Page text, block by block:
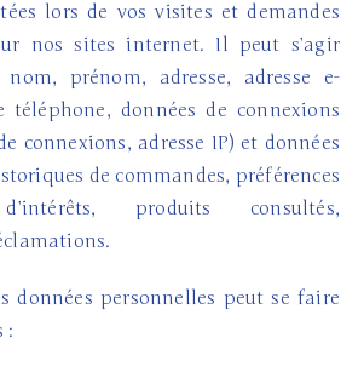
lors de vos visites et demandes
nos sites internet. Il peut s’agir
prénom, adresse, adresse e-
données de connexions
connexions, adresse IP) et données
de commandes, préférences
produits consultés,
données personnelles peut se faire
: